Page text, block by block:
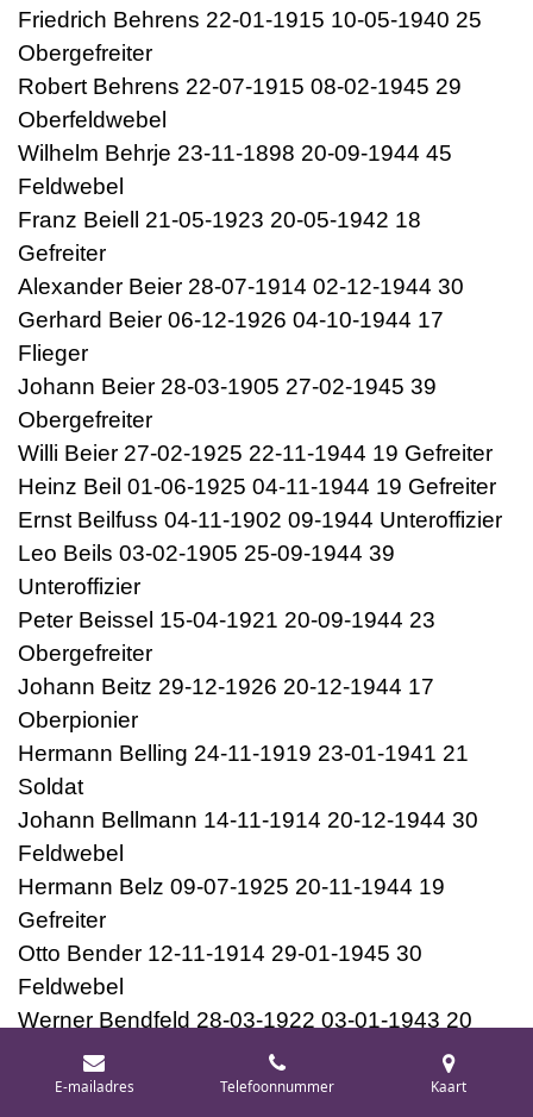
Friedrich Behrens 22-01-1915 10-05-1940 25
Obergefreiter
Robert Behrens 22-07-1915 08-02-1945 29
Oberfeldwebel
Wilhelm Behrje 23-11-1898 20-09-1944 45
Feldwebel
Franz Beiell 21-05-1923 20-05-1942 18
Gefreiter
Alexander Beier 28-07-1914 02-12-1944 30
Gerhard Beier 06-12-1926 04-10-1944 17
Flieger
Johann Beier 28-03-1905 27-02-1945 39
Obergefreiter
Willi Beier 27-02-1925 22-11-1944 19 Gefreiter
Heinz Beil 01-06-1925 04-11-1944 19 Gefreiter
Ernst Beilfuss 04-11-1902 09-1944 Unteroffizier
Leo Beils 03-02-1905 25-09-1944 39
Unteroffizier
Peter Beissel 15-04-1921 20-09-1944 23
Obergefreiter
Johann Beitz 29-12-1926 20-12-1944 17
Oberpionier
Hermann Belling 24-11-1919 23-01-1941 21
Soldat
Johann Bellmann 14-11-1914 20-12-1944 30
Feldwebel
Hermann Belz 09-07-1925 20-11-1944 19
Gefreiter
Otto Bender 12-11-1914 29-01-1945 30
Feldwebel
Werner Bendfeld 28-03-1922 03-01-1943 20
Obergefreiter
Kurt Bendig 11-07-1923 30-11-1944 21
E-mailadres Telefoonnummer Kaart